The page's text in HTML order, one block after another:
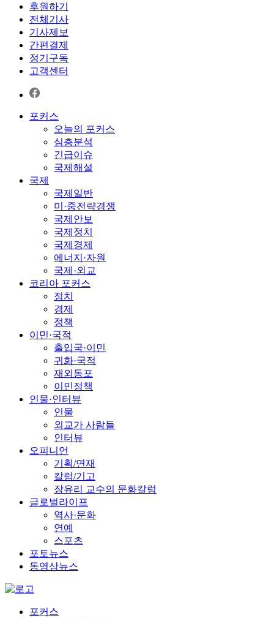
후원하기
전체기사
기사제보
간편결제
정기구독
고객센터
포커스
오늘의 포커스
심층분석
긴급이슈
국제해설
국제
국제일반
미·중전략경쟁
국제안보
국제정치
국제경제
에너지·자원
국제·외교
코리아 포커스
정치
경제
정책
이민·국적
출입국·이민
귀화·국적
재외동포
이민정책
인물·인터뷰
인물
외교가 사람들
인터뷰
오피니언
기획/연재
칼럼/기고
장유리 교수의 문화칼럼
글로벌라이프
역사·문화
연예
스포츠
포토뉴스
동영상뉴스
포커스